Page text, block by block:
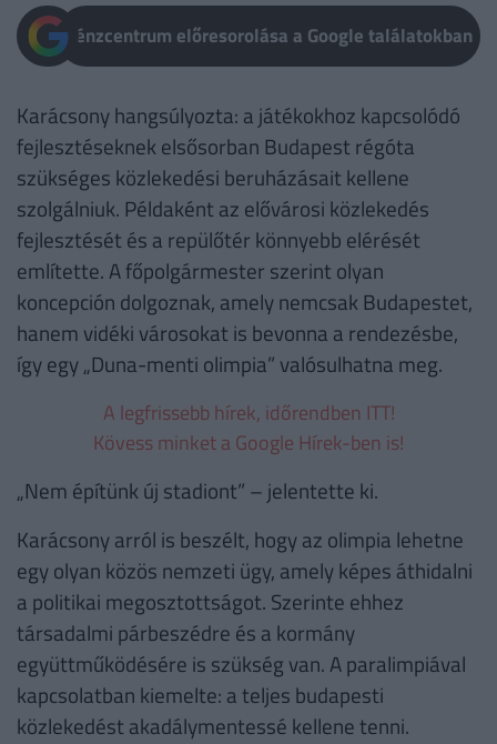
Pénzcentrum előresorolása a Google találatokban
Karácsony hangsúlyozta: a játékokhoz kapcsolódó
fejlesztéseknek elsősorban Budapest régóta
szükséges közlekedési beruházásait kellene
szolgálniuk. Példaként az elővárosi közlekedés
fejlesztését és a repülőtér könnyebb elérését
említette. A főpolgármester szerint olyan
koncepción dolgoznak, amely nemcsak Budapestet,
hanem vidéki városokat is bevonna a rendezésbe,
így egy „Duna-menti olimpia” valósulhatna meg.
A legfrissebb hírek, időrendben ITT!
Kövess minket a Google Hírek-ben is!
„Nem építünk új stadiont” – jelentette ki.
Karácsony arról is beszélt, hogy az olimpia lehetne
egy olyan közös nemzeti ügy, amely képes áthidalni
a politikai megosztottságot. Szerinte ehhez
társadalmi párbeszédre és a kormány
együttműködésére is szükség van. A paralimpiával
kapcsolatban kiemelte: a teljes budapesti
közlekedést akadálymentessé kellene tenni.